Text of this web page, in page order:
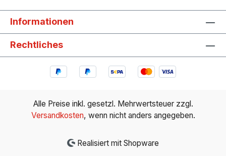
Informationen
Rechtliches
Alle Preise inkl. gesetzl. Mehrwertsteuer zzgl.
Versandkosten, wenn nicht anders angegeben.
Realisiert mit Shopware